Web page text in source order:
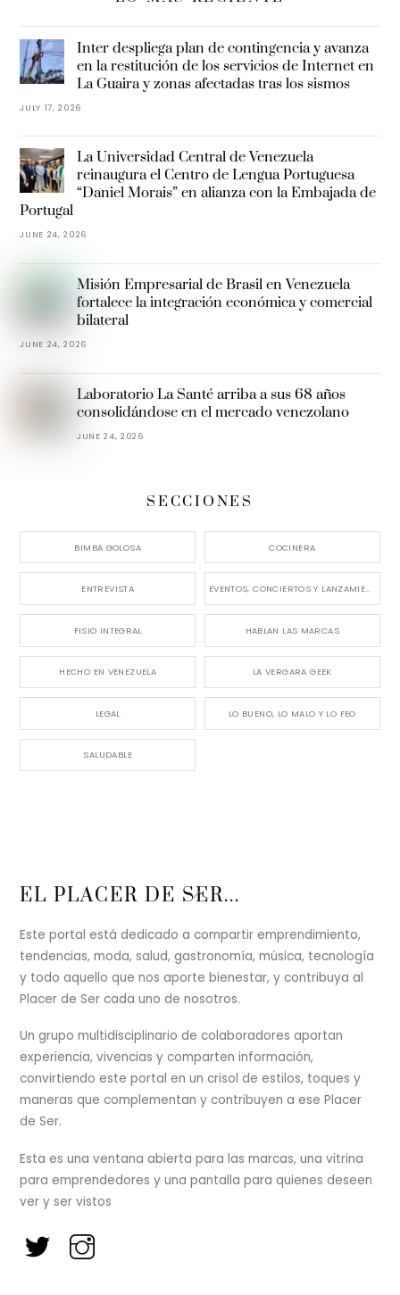
Inter despliega plan de contingencia y avanza
en la restitución de los servicios de Internet en
La Guaira y zonas afectadas tras los sismos
JULY 17, 2026
La Universidad Central de Venezuela
reinaugura el Centro de Lengua Portuguesa
“Daniel Morais” en alianza con la Embajada de
Portugal
JUNE 24, 2026
Misión Empresarial de Brasil en Venezuela
fortalece la integración económica y comercial
bilateral
JUNE 24, 2026
Laboratorio La Santé arriba a sus 68 años
consolidándose en el mercado venezolano
JUNE 24, 2026
SECCIONES
BIMBA GOLOSA COCINERA
ENTREVISTA EVENTOS, CONCIERTOS Y LANZAMIENTOS
FISIO INTEGRAL HABLAN LAS MARCAS
HECHO EN VENEZUELA LA VERGARA GEEK
LEGAL LO BUENO, LO MALO Y LO FEO
SALUDABLE
Back
Top
EL PLACER DE SER...
Este portal está dedicado a compartir emprendimiento,
tendencias, moda, salud, gastronomía, música, tecnología
y todo aquello que nos aporte bienestar, y contribuya al
Placer de Ser cada uno de nosotros.
Un grupo multidisciplinario de colaboradores aportan
experiencia, vivencias y comparten información,
convirtiendo este portal en un crisol de estilos, toques y
maneras que complementan y contribuyen a ese Placer
de Ser.
Esta es una ventana abierta para las marcas, una vitrina
para emprendedores y una pantalla para quienes deseen
ver y ser vistos